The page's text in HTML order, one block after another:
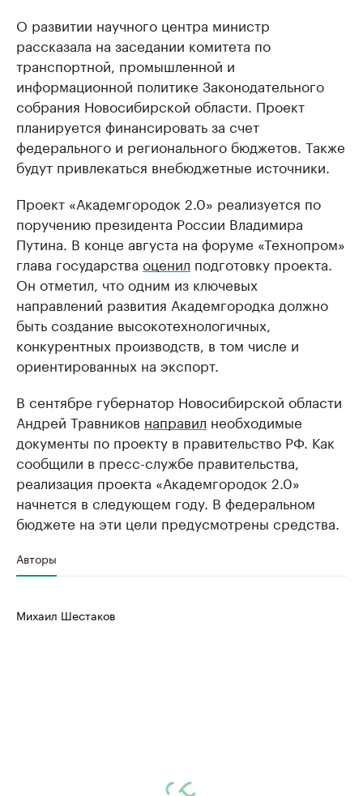
О развитии научного центра министр
рассказала на заседании комитета по
транспортной, промышленной и
информационной политике Законодательного
собрания Новосибирской области. Проект
планируется финансировать за счет
федерального и регионального бюджетов. Также
будут привлекаться внебюджетные источники.
Проект «Академгородок 2.0» реализуется по
поручению президента России Владимира
Путина. В конце августа на форуме «Технопром»
глава государства оценил подготовку проекта.
Он отметил, что одним из ключевых
направлений развития Академгородка должно
быть создание высокотехнологичных,
конкурентных производств, в том числе и
ориентированных на экспорт.
В сентябре губернатор Новосибирской области
Андрей Травников направил необходимые
документы по проекту в правительство РФ. Как
сообщили в пресс-службе правительства,
реализация проекта «Академгородок 2.0»
начнется в следующем году. В федеральном
бюджете на эти цели предусмотрены средства.
Авторы
Михаил Шестаков